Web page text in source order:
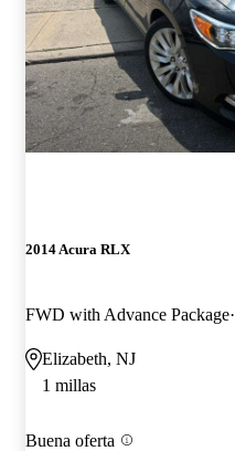
2014 Acura RLX
FWD with Advance Package
Elizabeth, NJ
1 millas
Buena oferta